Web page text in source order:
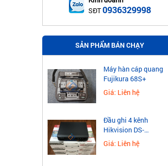
SĐT0936329998
SẢN PHẨM BÁN CHẠY
Máy hàn cáp quang
Fujikura 68S+
Giá: Liên hệ
Đầu ghi 4 kênh
Hikvision DS-
7604NXI-K1
Giá: Liên hệ